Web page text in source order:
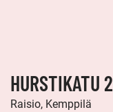
HURSTIKATU 2
Raisio, Kemppilä